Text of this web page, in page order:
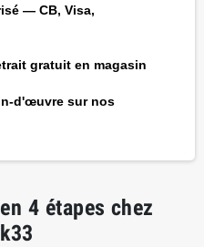
— CB, Visa,
gratuit en magasin
d'œuvre sur nos
4 étapes chez